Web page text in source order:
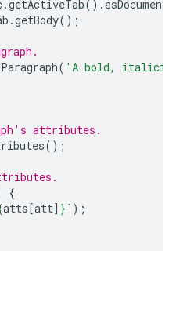
.getActiveTab().
.getBody();
( 'A bold,
attributes.
();
{
atts[att] } ` );